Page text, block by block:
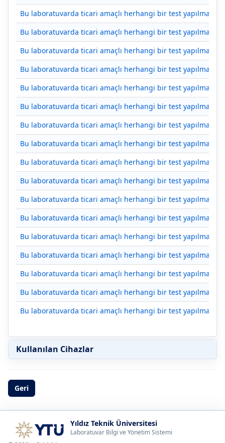
Bu laboratuvarda ticari amaçlı herhangi bir test
Bu laboratuvarda ticari amaçlı herhangi bir test
Bu laboratuvarda ticari amaçlı herhangi bir test
Bu laboratuvarda ticari amaçlı herhangi bir test
Bu laboratuvarda ticari amaçlı herhangi bir test
Bu laboratuvarda ticari amaçlı herhangi bir test
Bu laboratuvarda ticari amaçlı herhangi bir test
Bu laboratuvarda ticari amaçlı herhangi bir test
Bu laboratuvarda ticari amaçlı herhangi bir test
Bu laboratuvarda ticari amaçlı herhangi bir test
Bu laboratuvarda ticari amaçlı herhangi bir test
Bu laboratuvarda ticari amaçlı herhangi bir test
Bu laboratuvarda ticari amaçlı herhangi bir test
Bu laboratuvarda ticari amaçlı herhangi bir test
Bu laboratuvarda ticari amaçlı herhangi bir test
Bu laboratuvarda ticari amaçlı herhangi bir test
Bu laboratuvarda ticari amaçlı herhangi bir test
Kullanılan Cihazlar
Geri
Yıldız Teknik Üniversitesi
Laboratuvar Bilgi ve Yönetim Sistemi